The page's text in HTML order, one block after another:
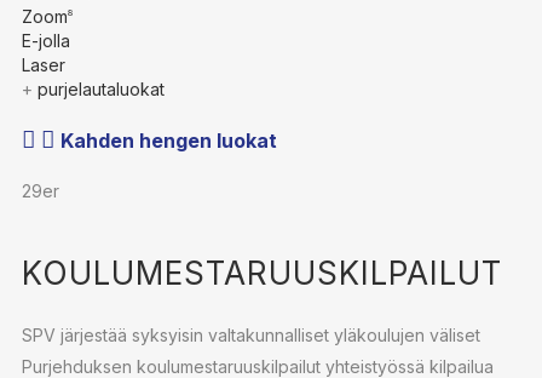
Zoom8
E-jolla
Laser
+ purjelautaluokat
Kahden hengen luokat
29er
KOULUMESTARUUSKILPAILUT
SPV järjestää syksyisin valtakunnalliset yläkoulujen väliset
Purjehduksen koulumestaruuskilpailut yhteistyössä kilpailua